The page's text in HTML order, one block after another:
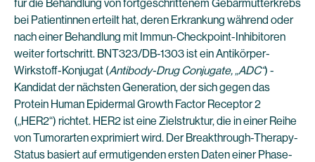
für die Behandlung von fortgeschrittenem Gebärmutterkrebs
bei Patientinnen erteilt hat, deren Erkrankung während oder
nach einer Behandlung mit Immun-Checkpoint-Inhibitoren
weiter fortschritt. BNT323/DB-1303 ist ein Antikörper-
Wirkstoff-Konjugat (Antibody-Drug Conjugate, „ADC“) -
Kandidat der nächsten Generation, der sich gegen das
Protein Human Epidermal Growth Factor Receptor 2
(„HER2“) richtet. HER2 ist eine Zielstruktur, die in einer Reihe
von Tumorarten exprimiert wird. Der Breakthrough-Therapy-
Status basiert auf ermutigenden ersten Daten einer Phase-